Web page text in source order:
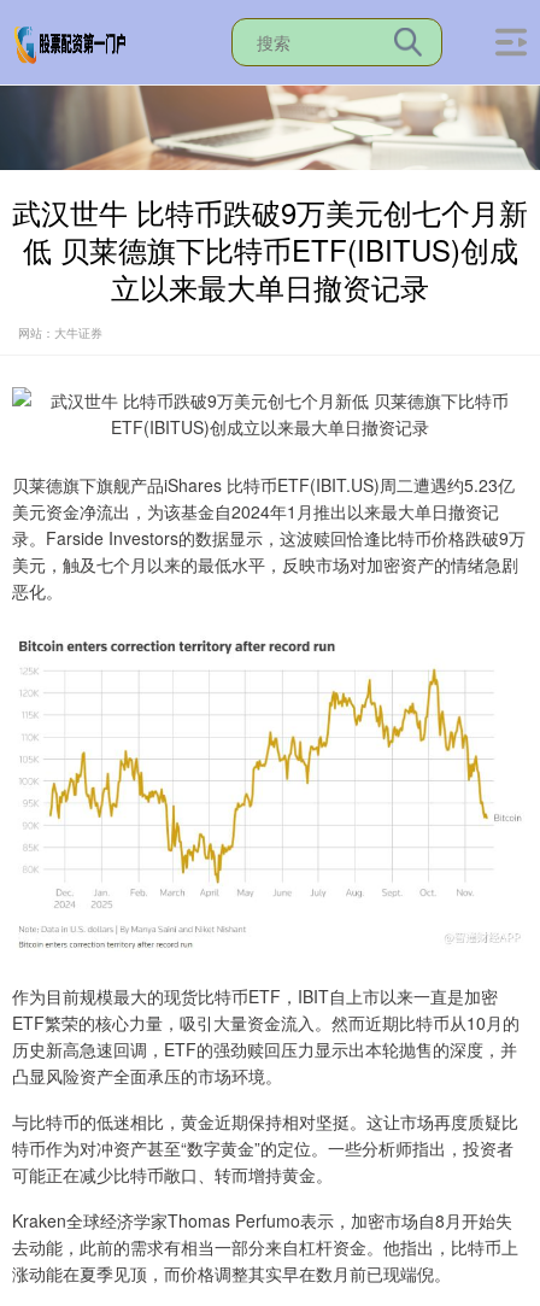
武汉世牛 比特币跌破9万美元创七个月新
低 贝莱德旗下比特币ETF(IBITUS)创成
立以来最大单日撤资记录
网站：大牛证券
贝莱德旗下旗舰产品iShares 比特币ETF(IBIT.US)周二遭遇约5.23亿
美元资金净流出，为该基金自2024年1月推出以来最大单日撤资记
录。Farside Investors的数据显示，这波赎回恰逢比特币价格跌破9万
美元，触及七个月以来的最低水平，反映市场对加密资产的情绪急剧
恶化。
作为目前规模最大的现货比特币ETF，IBIT自上市以来一直是加密
ETF繁荣的核心力量，吸引大量资金流入。然而近期比特币从10月的
历史新高急速回调，ETF的强劲赎回压力显示出本轮抛售的深度，并
凸显风险资产全面承压的市场环境。
与比特币的低迷相比，黄金近期保持相对坚挺。这让市场再度质疑比
特币作为对冲资产甚至“数字黄金”的定位。一些分析师指出，投资者
可能正在减少比特币敞口、转而增持黄金。
Kraken全球经济学家Thomas Perfumo表示，加密市场自8月开始失
去动能，此前的需求有相当一部分来自杠杆资金。他指出，比特币上
涨动能在夏季见顶，而价格调整其实早在数月前已现端倪。